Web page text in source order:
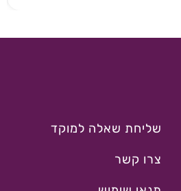
שליחת שאלה למוקד
צרו קשר